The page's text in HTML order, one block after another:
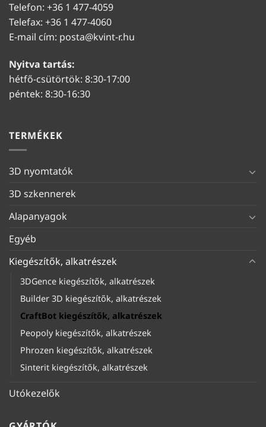
Telefon: +36 1 477-4059
Telefax: +36 1 477-4060
E-mail cím: posta@kvint-r.hu
Nyitva tartás:
hétfő-csütörtök: 8:30-17:00
péntek: 8:30-16:30
TERMÉKEK
3D nyomtatók
3D szkennerek
Alapanyagok
Egyéb
Kiegészítők, alkatrészek
3DGence kiegészítők, alkatrészek
Builder 3D kiegészítők, alkatrészek
CraftBot kiegészítők, alkatrészek
Peopoly kiegészítők, alkatrészek
Phrozen kiegészítők, alkatrészek
Sinterit kiegészítők, alkatrészek
Utókezelők